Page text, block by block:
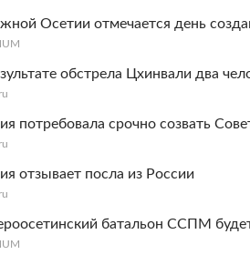
Осетии отмечается день
обстрела Цхинвали два
потребовала срочно созвать
отзывает посла из России
батальон ССПМ